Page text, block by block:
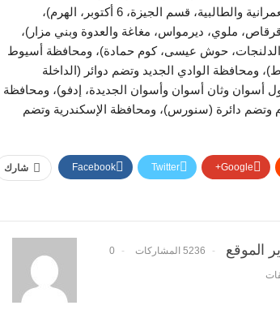
الجيزة وتضم دوائر (البدرشين، منشأة القناطر، بولاق الدكرور، العمرانية والطالبية، قسم الجيزة، 6 أكتوبر، الهرم)،
قرقاص، ملوي، ديرمواس، مغاغة والعدوة وبني مزار)،
الدلنجات، حوش عيسى، كوم حمادة)، ومحافظة أسيوط
ومحافظة الوادي الجديد وتضم دوائر (الداخلة
أسوان وثان أسوان وأسوان الجديدة، إدفو)، ومحافظة
وتضم دائرة (سنورس)، ومحافظة الإسكندرية وتضم
شارك Facebook Twitter Google+
الموقع 5236 المشاركات 0